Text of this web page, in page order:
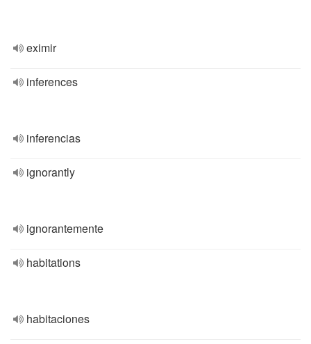
eximir
inferences
inferencias
ignorantly
ignorantemente
habitations
habitaciones